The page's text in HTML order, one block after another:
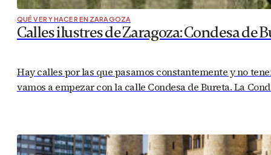
QUÉ VER Y HACER EN ZARAGOZA
Calles ilustres de Zaragoza: Condesa de
Hay calles por las que pasamos constantemente y no
vamos a empezar con la calle Condesa de Bureta. La